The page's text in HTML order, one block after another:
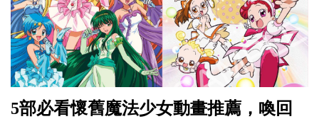
5部必看懷舊魔法少女動畫推薦，喚回